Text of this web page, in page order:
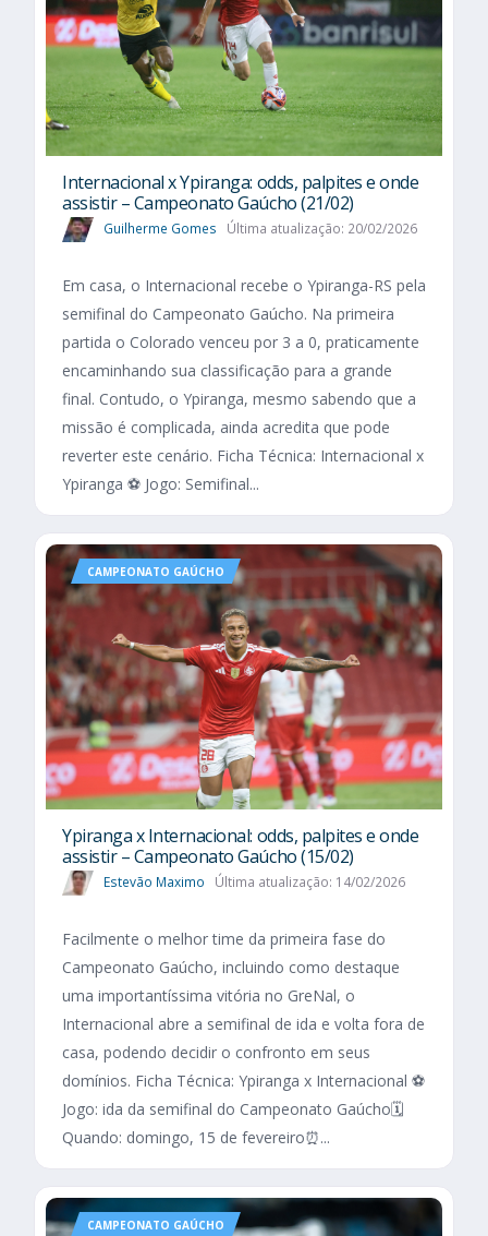
Internacional x Ypiranga: odds, palpites e onde
assistir – Campeonato Gaúcho (21/02)
Guilherme Gomes Última atualização: 20/02/2026
Em casa, o Internacional recebe o Ypiranga-RS pela
semifinal do Campeonato Gaúcho. Na primeira
partida o Colorado venceu por 3 a 0, praticamente
encaminhando sua classificação para a grande
final. Contudo, o Ypiranga, mesmo sabendo que a
missão é complicada, ainda acredita que pode
reverter este cenário. Ficha Técnica: Internacional x
Ypiranga ⚽ Jogo: Semifinal...
CAMPEONATO GAÚCHO
Ypiranga x Internacional: odds, palpites e onde
assistir – Campeonato Gaúcho (15/02)
Estevão Maximo Última atualização: 14/02/2026
Facilmente o melhor time da primeira fase do
Campeonato Gaúcho, incluindo como destaque
uma importantíssima vitória no GreNal, o
Internacional abre a semifinal de ida e volta fora de
casa, podendo decidir o confronto em seus
domínios. Ficha Técnica: Ypiranga x Internacional ⚽
Jogo: ida da semifinal do Campeonato Gaúcho🗓️
Quando: domingo, 15 de fevereiro⏰...
CAMPEONATO GAÚCHO